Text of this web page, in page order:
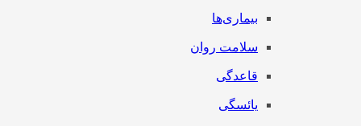
بیماری‌ها
سلامت روان
قاعدگی
یائسگی